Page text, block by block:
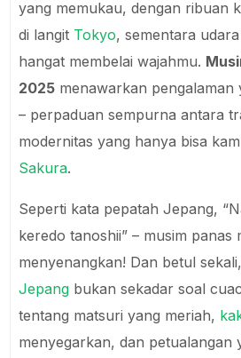
yang memukau, dengan ribuan
di langit Tokyo, sementara
hangat membelai wajahmu.
2025 menawarkan
– perpaduan sempurna antara
modernitas yang hanya bisa
Sakura.
Seperti kata pepatah Jepang,
keredo tanoshii” – musim panas
menyenangkan! Dan betul sekali,
Jepang bukan sekadar soal
tentang matsuri yang meriah,
menyegarkan, dan petualangan